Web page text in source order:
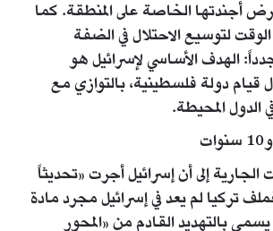
أجندتها الخاصة على المنطقة. كما
لتوسيع الاحتلال في الضفة
الهدف الأساسي لإسرائيل هو
قيام دولة فلسطينية، بالتوازي مع
الدول المحيطة.
إلى أن إسرائيل أجرت «تحديثاً
تركيا لم يعد في إسرائيل مجرد مادة
بالتهديد القادم من «المحور